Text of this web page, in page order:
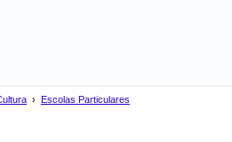
› Escolas Particulares